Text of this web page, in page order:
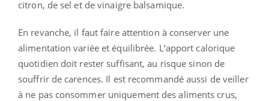
citron, de sel et de vinaigre balsamique.
En revanche, il faut faire attention à conserver une
alimentation variée et équilibrée. L’apport calorique
quotidien doit rester suffisant, au risque sinon de
souffrir de carences. Il est recommandé aussi de veiller
à ne pas consommer uniquement des aliments crus,